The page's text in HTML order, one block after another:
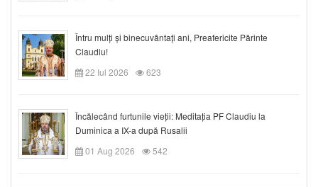
Întru mulți și binecuvântați ani, Preafericite Părinte
Claudiu!
22 Iul 2026
623
Încălecând furtunile vieții: Meditația PF Claudiu la
Duminica a IX-a după Rusalii
01 Aug 2026
542